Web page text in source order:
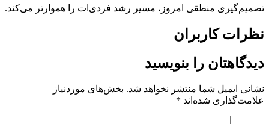
تصمیم‌گیری منطقی امروز، مسیر رشد فردی‌ات را هموارتر می‌کند.
نظرات کاربران
دیدگاهتان را بنویسید
نشانی ایمیل شما منتشر نخواهد شد. بخش‌های موردنیاز
علامت‌گذاری شده‌اند *